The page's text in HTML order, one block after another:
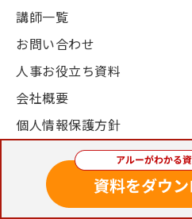
講師一覧
お問い合わせ
人事お役立ち資料
会社概要
個人情報保護方針
© 2003-2024, Alue Co., Ltd. All